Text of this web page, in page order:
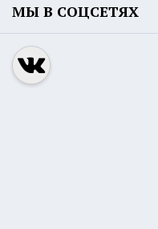
МЫ В СОЦСЕТЯХ